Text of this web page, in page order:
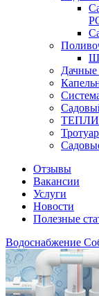
Отзывы
Вакансии
Услуги
Новости
Полезные
Водоснабжение